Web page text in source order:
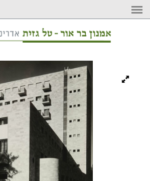
לדלג
לתוכן